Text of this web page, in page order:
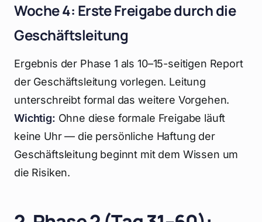
Woche 4: Erste Freigabe durch die
Geschäftsleitung
Ergebnis der Phase 1 als 10–15-seitigen Report
der Geschäftsleitung vorlegen. Leitung
unterschreibt formal das weitere Vorgehen.
Wichtig: Ohne diese formale Freigabe läuft
keine Uhr — die persönliche Haftung der
Geschäftsleitung beginnt mit dem Wissen um
die Risiken.